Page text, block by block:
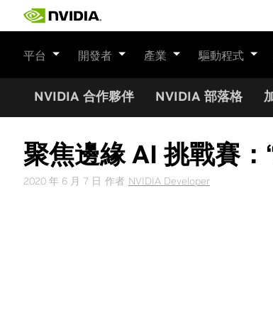
平台 開發者 產業 驅動程式
NVIDIA 合作夥伴 NVIDIA 部落格
聚焦邊緣 AI 挑戰賽
2020 年 6 月 7 日 作者 NVIDIA Developer